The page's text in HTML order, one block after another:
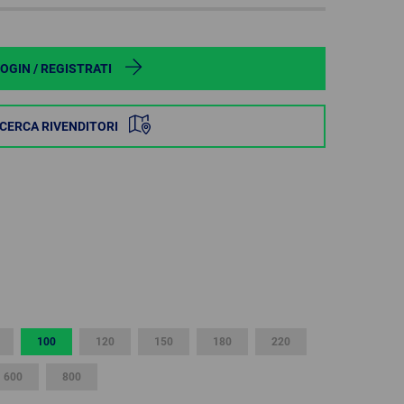
SWEDEN
SWITZERLAND
/ REGISTRATI
RIVENDITORI
100 120 150 180 220
600 800